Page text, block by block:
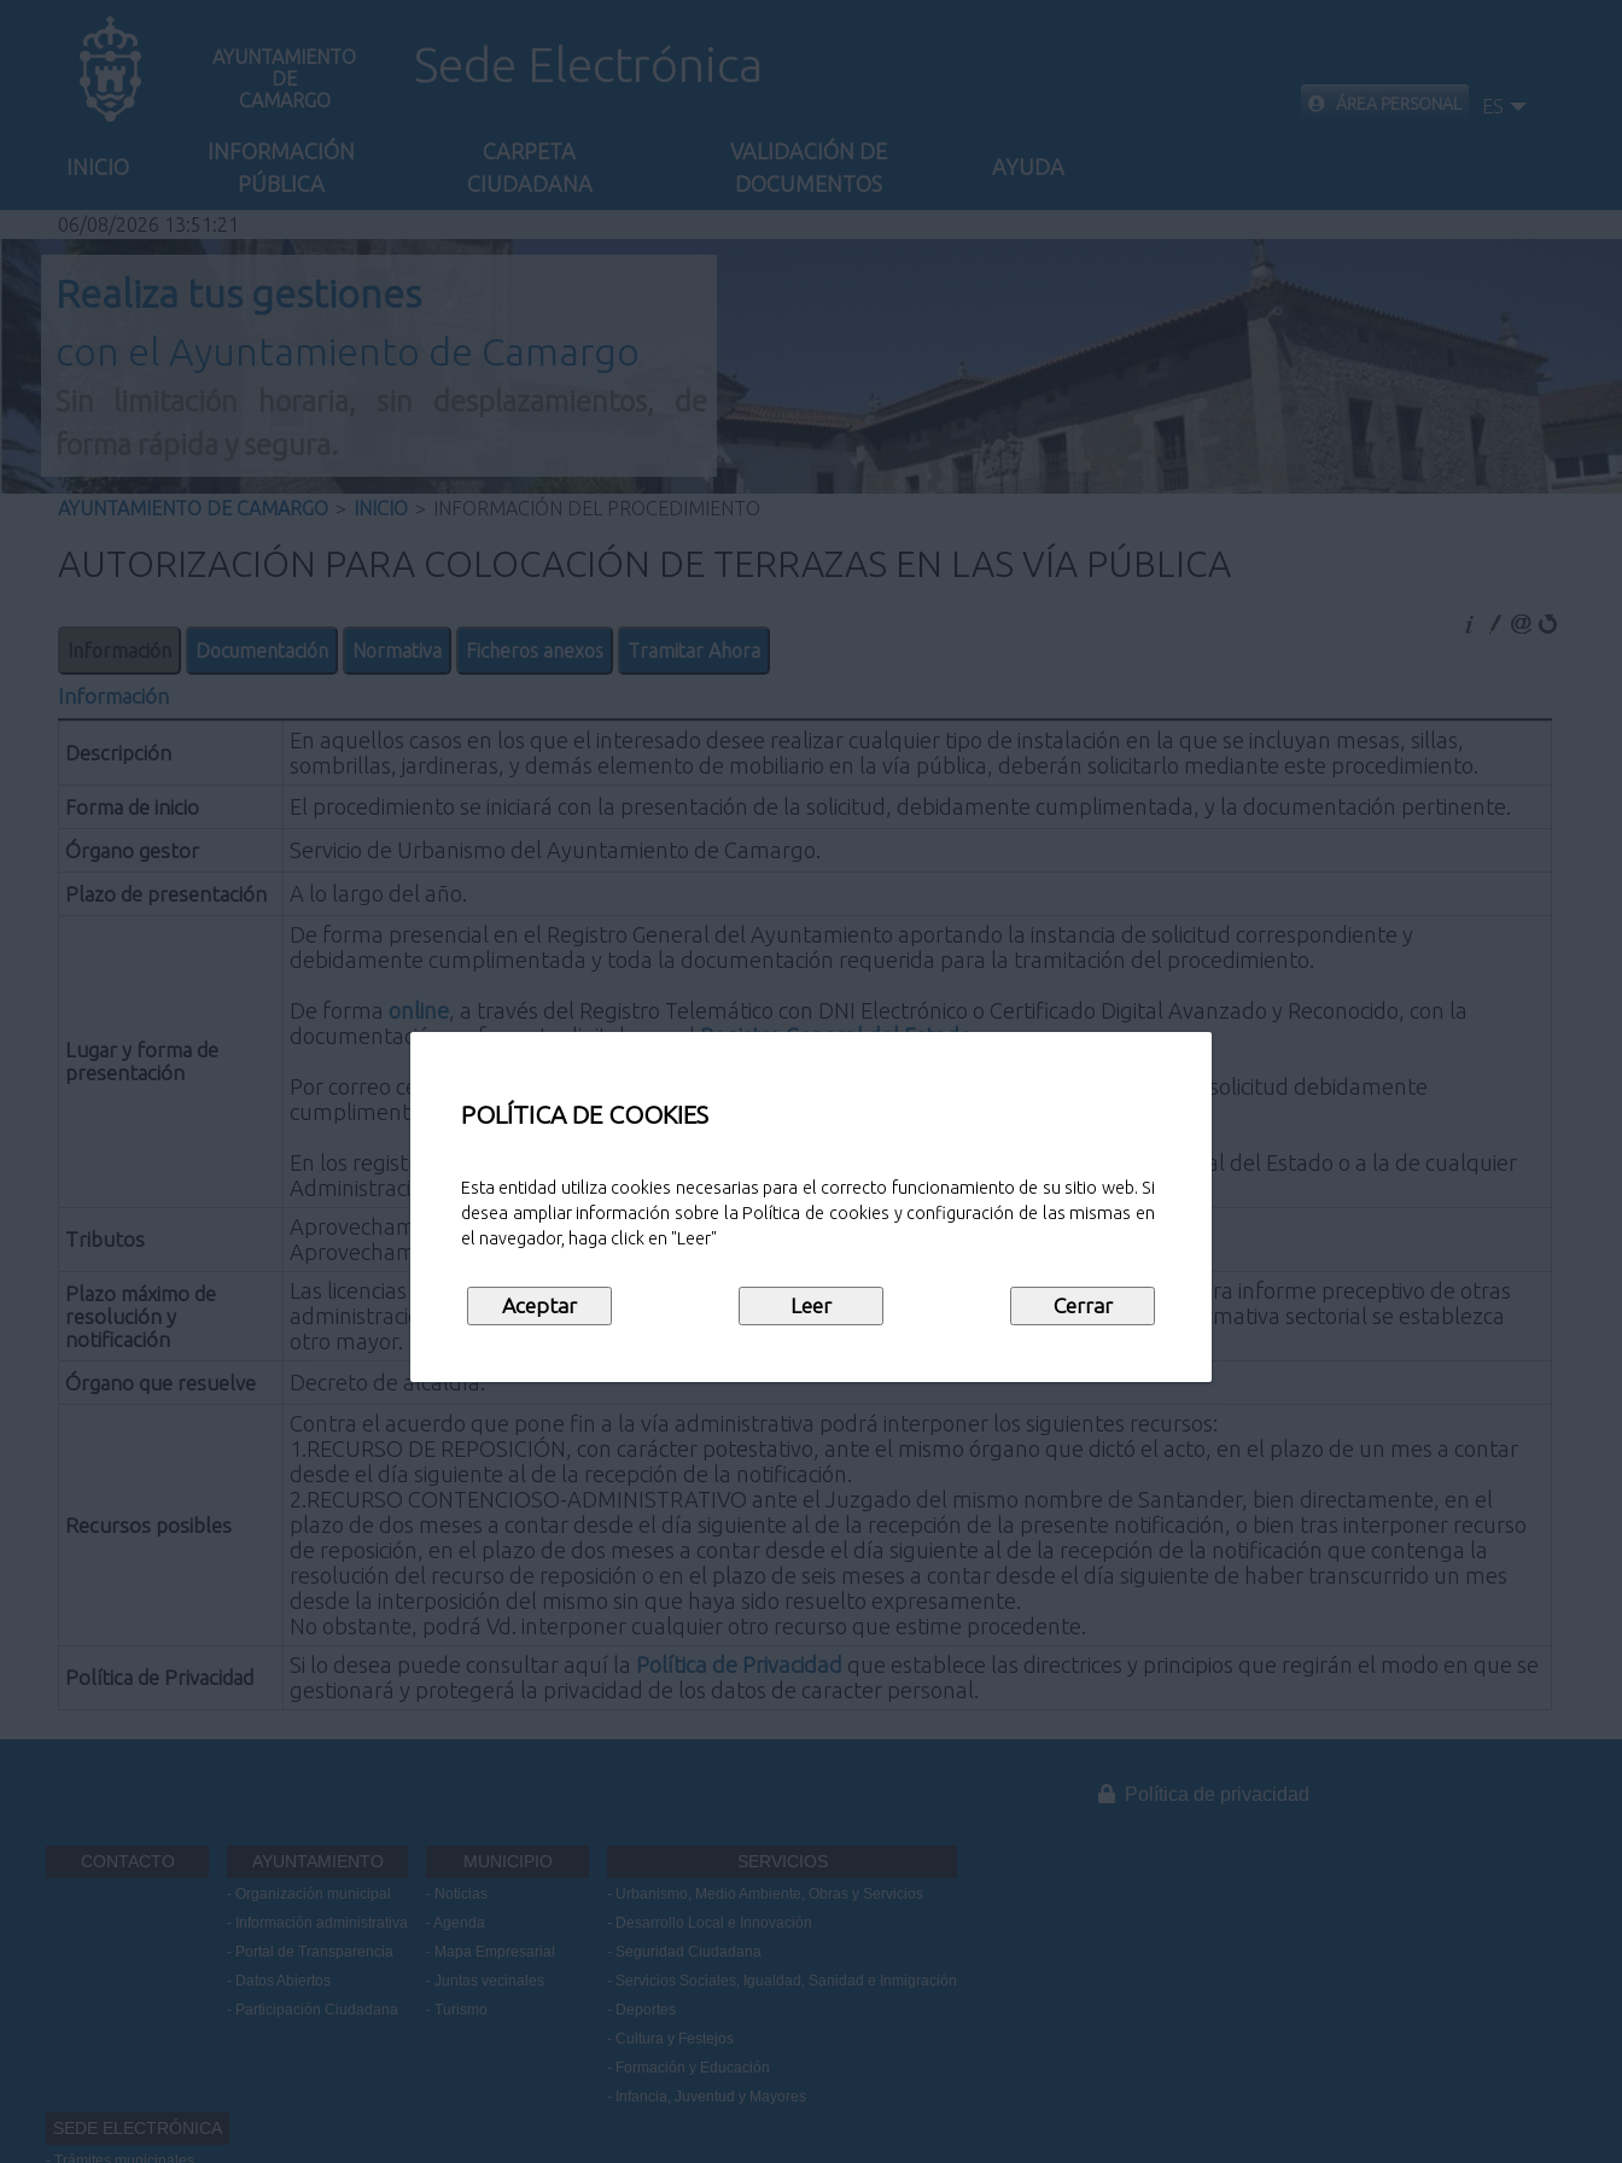
POLÍTICA DE COOKIES
Esta entidad utiliza cookies necesarias para el correcto funcionamiento de su sitio web. Si
desea ampliar información sobre la Política de cookies y configuración de las mismas en
el navegador, haga click en "Leer"
AYUNTAMIENTO
DE
CAMARGO
Sede Electrónica
INICIO
INFORMACIÓN
PÚBLICA
CARPETA
CIUDADANA
VALIDACIÓN DE
DOCUMENTOS
AYUDA
ÁREA PERSONAL ES
06/08/2026 13:51:21
Realiza tus gestiones
con el Ayuntamiento de Camargo
AYUNTAMIENTO DE CAMARGO > INICIO > INFORMACIÓN DEL PROCEDIMIENTO
AUTORIZACIÓN PARA COLOCACIÓN DE TERRAZAS EN LAS VÍA PÚBLICA
Documentación Normativa Ficheros anexos Tramitar Ahora
Información
Descripción
En aquellos casos en los que el interesado desee realizar cualquier tipo de instalación en la que se incluyan mesas, sillas,
sombrillas, jardineras, y demás elemento de mobiliario en la vía pública, deberán solicitarlo mediante este procedimiento.
Forma de inicio El procedimiento se iniciará con la presentación de la solicitud, debidamente cumplimentada, y la documentación pertinente.
Órgano gestor Servicio de Urbanismo del Ayuntamiento de Camargo.
Plazo de presentación A lo largo del año.
Lugar y forma de
presentación
De forma presencial en el Registro General del Ayuntamiento aportando la instancia de solicitud correspondiente y
debidamente cumplimentada y toda la documentación requerida para la tramitación del procedimiento.
De forma online, a través del Registro Telemático con DNI Electrónico o Certificado Digital Avanzado y Reconocido, con la
documentación en formato digital o en elRegistro General del Estado.
Por correo certificado dirigido al Registro General del Ayuntamiento incluyendo la instancia de solicitud debidamente
cumplimentada y los documentos requeridos en el procedimiento.
En los registros de cualquier órgano administrativo, que pertenezca a la Administración General del Estado o a la de cualquier
Administración de las Comunidades Autónomas.
Tributos
Aprovechamiento fijo por metro cuadrado y año:14.35€
Aprovechamiento ocasional por metro cuadrado y año : 3.60€
Plazo máximo de
resolución y
notificación
Las licencias habrán de otorgarse en el plazo de tres meses, en los supuestos en que se requiera informe preceptivo de otras
administraciones públicas el plazo para la resolución será de cuatro meses, salvo que en la normativa sectorial se establezca
otro mayor.
Órgano que resuelve Decreto de alcaldía.
Recursos posibles
Contra el acuerdo que pone fin a la vía administrativa podrá interponer los siguientes recursos:
1.RECURSO DE REPOSICIÓN, con carácter potestativo, ante el mismo órgano que dictó el acto, en el plazo de un mes a contar
desde el día siguiente al de la recepción de la notificación.
2.RECURSO CONTENCIOSO-ADMINISTRATIVO ante el Juzgado del mismo nombre de Santander, bien directamente, en el
plazo de dos meses a contar desde el día siguiente al de la recepción de la presente notificación, o bien tras interponer recurso
de reposición, en el plazo de dos meses a contar desde el día siguiente al de la recepción de la notificación que contenga la
resolución del recurso de reposición o en el plazo de seis meses a contar desde el día siguiente de haber transcurrido un mes
desde la interposición del mismo sin que haya sido resuelto expresamente.
No obstante, podrá Vd. interponer cualquier otro recurso que estime procedente.
Política de Privacidad
Si lo desea puede consultar aquí la Política de Privacidad que establece las directrices y principios que regirán el modo en que se
gestionará y protegerá la privacidad de los datos de caracter personal.
CONTACTO AYUNTAMIENTO
Organización municipal
Información administrativa
Portal de Transparencia
Datos Abiertos
Participación Ciudadana
MUNICIPIO
Noticias
Agenda
Mapa Empresarial
Juntas vecinales
Turismo
SERVICIOS
Urbanismo, Medio Ambiente, Obras y Servicios
Desarrollo Local e Innovación
Seguridad Ciudadana
Servicios Sociales, Igualdad, Sanidad e Inmigración
Deportes
Cultura y Festejos
Formación y Educación
Infancia, Juventud y Mayores
SEDE ELECTRÓNICA
Política de privacidad